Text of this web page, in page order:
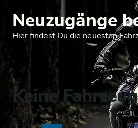
Neuzugänge
Hier findest Du die neuesten
Keine